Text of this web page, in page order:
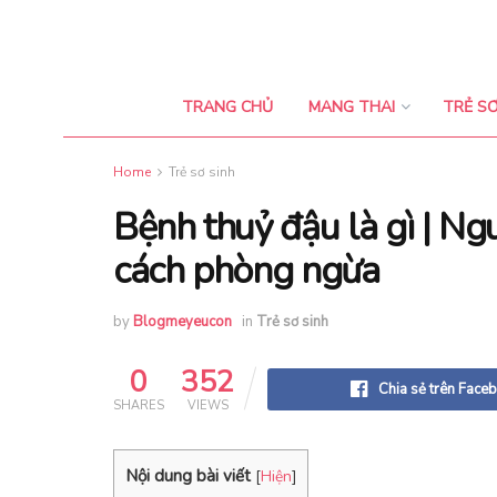
TRANG CHỦ MANG THAI TRẺ
Home Trẻ sơ sinh
Bệnh thuỷ đậu là gì |
cách phòng ngừa
by Blogmeyeucon in Trẻ sơ sinh
0
SHARES
352
VIEWS
Chia sẻ trên
Nội dung bài viết [Hiện]